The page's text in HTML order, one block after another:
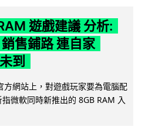
遊戲建議 分析:
售鋪路 連自家
到
網站上，對遊戲玩家要為電腦配
微軟同時新推出的 8GB RAM 入